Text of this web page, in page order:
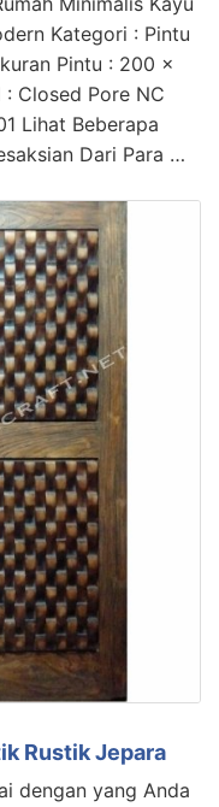
Kategori : Pintu
Pintu : 200 x
Closed Pore NC
Lihat Beberapa
Dari Para …
Rustik Jepara
dengan yang Anda